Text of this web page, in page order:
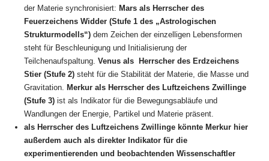
der Materie synchronisiert: Mars als Herrscher des
Feuerzeichens Widder (Stufe 1 des „Astrologischen
Strukturmodells“) dem Zeichen der einzelligen Lebensformen
steht für Beschleunigung und Initialisierung der
Teilchenaufspaltung. Venus als Herrscher des Erdzeichens
Stier (Stufe 2) steht für die Stabilität der Materie, die Masse und
Gravitation.
Merkur als Herrscher des Luftzeichens Zwillinge
(Stufe 3) ist als Indikator für die Bewegungsabläufe und
Wandlungen der Energie, Partikel und Materie präsent.
als Herrscher des Luftzeichens Zwillinge könnte Merkur hier
außerdem auch als direkter Indikator für die
experimentierenden und beobachtenden Wissenschaftler